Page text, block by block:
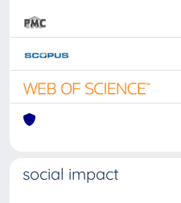
social impact